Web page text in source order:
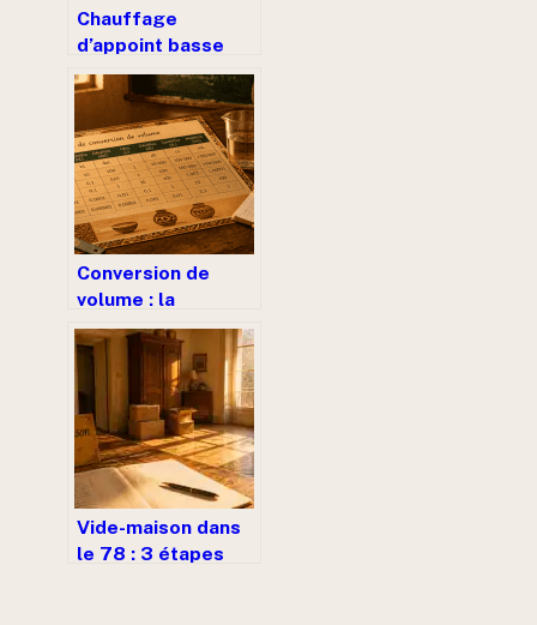
Chauffage
d’appoint basse
consommation : 3
technologies pour
gagner 3 degrés
sans alourdir sa
facture
Conversion de
volume : la
méthode des 3
colonnes pour
éviter les erreurs
Vide-maison dans
le 78 : 3 étapes